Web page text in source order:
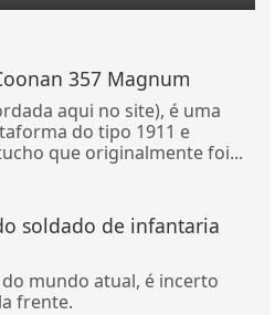
357 Magnum
aqui no site), é uma
do tipo 1911 e
que originalmente foi...
soldado de infantaria
mundo atual, é incerto
frente.